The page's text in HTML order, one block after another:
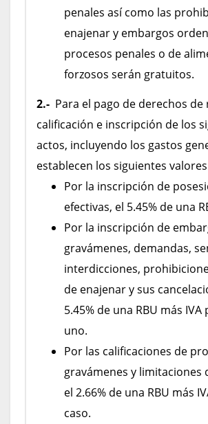
penales así como las
enajenar y embargos
procesos penales o de
forzosos serán gratuitos.
2.- Para el pago de derechos de
calificación e inscripción de los
actos, incluyendo los gastos
establecen los siguientes
Por la inscripción de
efectivas, el 5.45% de una
Por la inscripción de
gravámenes, demandas,
interdicciones,
de enajenar y sus
5.45% de una RBU más IVA
uno.
Por las calificaciones de
gravámenes y limitaciones
el 2.66% de una RBU más
caso.